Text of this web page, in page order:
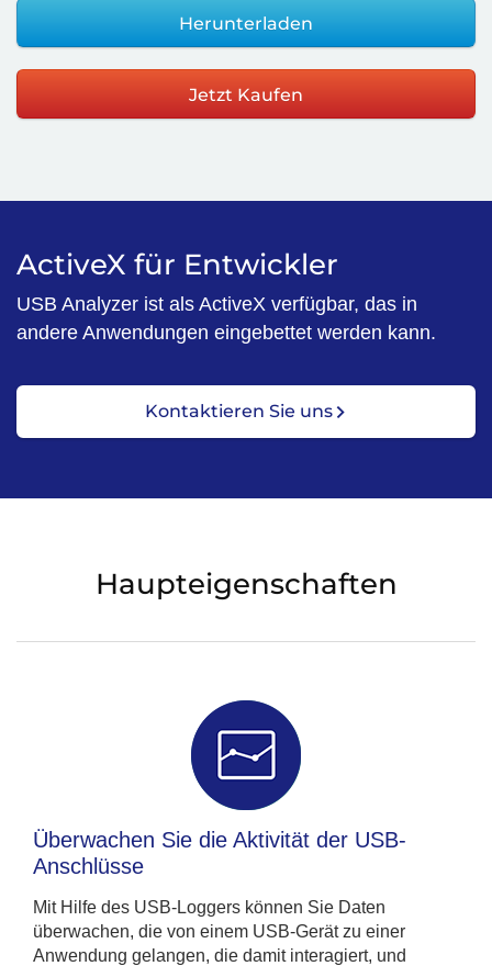
Herunterladen
Jetzt Kaufen
ActiveX für Entwickler
USB Analyzer ist als ActiveX verfügbar, das in
andere Anwendungen eingebettet werden kann.
Kontaktieren Sie uns
Haupteigenschaften
Überwachen Sie die Aktivität der USB-
Anschlüsse
Mit Hilfe des USB-Loggers können Sie Daten
überwachen, die von einem USB-Gerät zu einer
Anwendung gelangen, die damit interagiert, und